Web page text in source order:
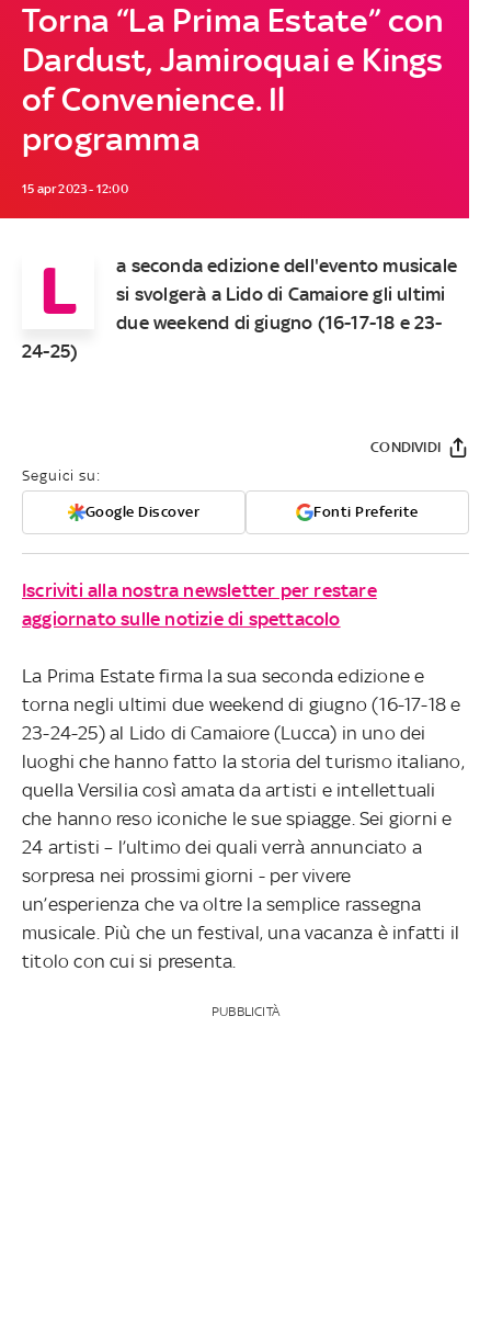
Torna “La Prima Estate” con
Dardust, Jamiroquai e Kings
of Convenience. Il
programma
15 apr 2023 - 12:00
L
a seconda edizione dell'evento musicale
si svolgerà a Lido di Camaiore gli ultimi
due weekend di giugno (16-17-18 e 23-
24-25)
Seguici su:
Google Discover Fonti Preferite
CONDIVIDI
Iscriviti alla nostra newsletter per restare
aggiornato sulle notizie di spettacolo
La Prima Estate firma la sua seconda edizione e
torna negli ultimi due weekend di giugno (16-17-18 e
23-24-25) al Lido di Camaiore (Lucca) in uno dei
luoghi che hanno fatto la storia del turismo italiano,
quella Versilia così amata da artisti e intellettuali
che hanno reso iconiche le sue spiagge. Sei giorni e
24 artisti – l’ultimo dei quali verrà annunciato a
sorpresa nei prossimi giorni - per vivere
un’esperienza che va oltre la semplice rassegna
musicale. Più che un festival, una vacanza è infatti il
titolo con cui si presenta.
PUBBLICITÀ